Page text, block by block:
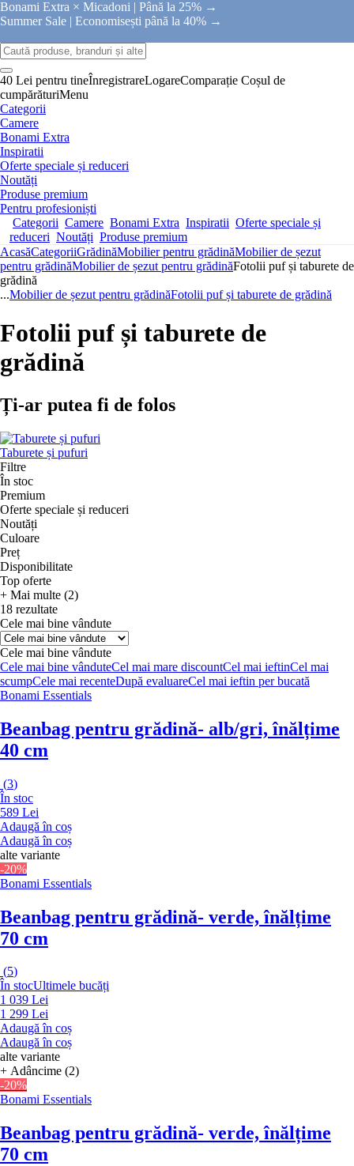
Bonami Extra × Micadoni | Până la 25% →
Summer Sale | Economisești până la 40% →
40 Lei pentru tineÎnregistrareLogareComparație Coșul de
cumpărăturiMenu
Categorii
Camere
Bonami Extra
Inspiratii
Oferte speciale și reduceri
Noutăți
Produse premium
Pentru profesioniști
Categorii Camere Bonami Extra Inspiratii Oferte speciale și
reduceri Noutăți Produse premium
AcasăCategoriiGrădinăMobilier pentru grădinăMobilier de șezut
pentru grădinăMobilier de șezut pentru grădinăFotolii puf și taburete de
grădină
...Mobilier de șezut pentru grădinăFotolii puf și taburete de grădină
Fotolii puf și taburete de
grădină
Ți-ar putea fi de folos
Taburete și pufuri
Filtre
În stoc
Premium
Oferte speciale și reduceri
Noutăți
Culoare
Preț
Disponibilitate
Top oferte
+ Mai multe (2)
18 rezultate
Cele mai bine vândute
Cele mai bine vândute
Cele mai bine vânduteCel mai mare discountCel mai ieftinCel mai
scumpCele mai recenteDupă evaluareCel mai ieftin per bucată
Bonami Essentials
Beanbag pentru grădină- alb/gri, înălțime
40 cm
(3)
În stoc
589 Lei
Adaugă în coș
Adaugă în coș
alte variante
-20%
Bonami Essentials
Beanbag pentru grădină- verde, înălțime
70 cm
(5)
În stocUltimele bucăți
1 039 Lei
1 299 Lei
Adaugă în coș
Adaugă în coș
alte variante
+ Adâncime (2)
-20%
Bonami Essentials
Beanbag pentru grădină- verde, înălțime
70 cm